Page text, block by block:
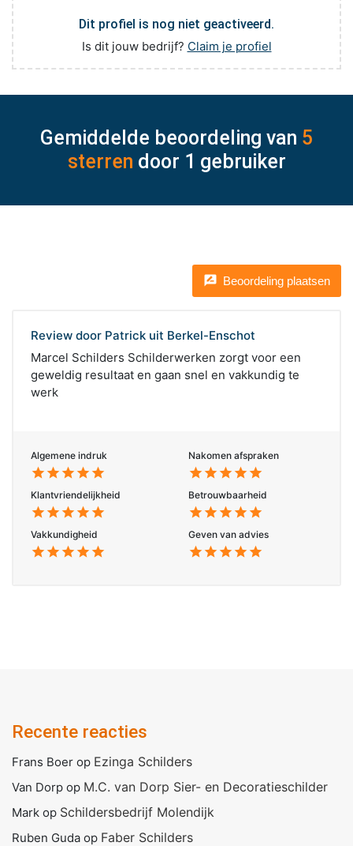
Dit profiel is nog niet geactiveerd.
Is dit jouw bedrijf? Claim je profiel
Gemiddelde beoordeling van 5
sterren door 1 gebruiker
rate_review Beoordeling plaatsen
Review door Patrick uit Berkel-Enschot
Marcel Schilders Schilderwerken zorgt voor een
geweldig resultaat en gaan snel en vakkundig te
werk
Algemene indruk
star star star star star
Nakomen afspraken
star star star star star
Klantvriendelijkheid
star star star star star
Betrouwbaarheid
star star star star star
Vakkundigheid
star star star star star
Geven van advies
star star star star star
Recente reacties
Frans Boer op Ezinga Schilders
Van Dorp op M.C. van Dorp Sier- en Decoratieschilder
Mark op Schildersbedrijf Molendijk
Ruben Guda op Faber Schilders